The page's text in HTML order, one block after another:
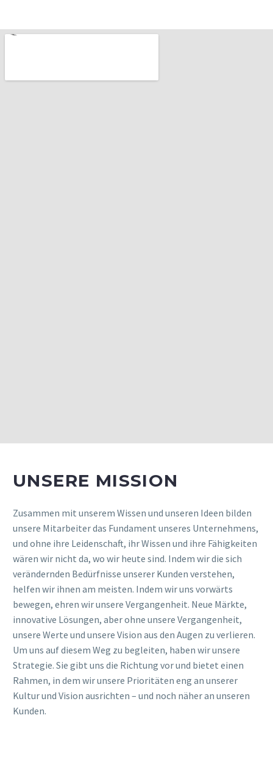
UNSERE MISSION
Zusammen mit unserem Wissen und unseren Ideen bilden
unsere Mitarbeiter das Fundament unseres Unternehmens,
und ohne ihre Leidenschaft, ihr Wissen und ihre Fähigkeiten
wären wir nicht da, wo wir heute sind. Indem wir die sich
verändernden Bedürfnisse unserer Kunden verstehen,
helfen wir ihnen am meisten. Indem wir uns vorwärts
bewegen, ehren wir unsere Vergangenheit. Neue Märkte,
innovative Lösungen, aber ohne unsere Vergangenheit,
unsere Werte und unsere Vision aus den Augen zu verlieren.
Um uns auf diesem Weg zu begleiten, haben wir unsere
Strategie. Sie gibt uns die Richtung vor und bietet einen
Rahmen, in dem wir unsere Prioritäten eng an unserer
Kultur und Vision ausrichten – und noch näher an unseren
Kunden.